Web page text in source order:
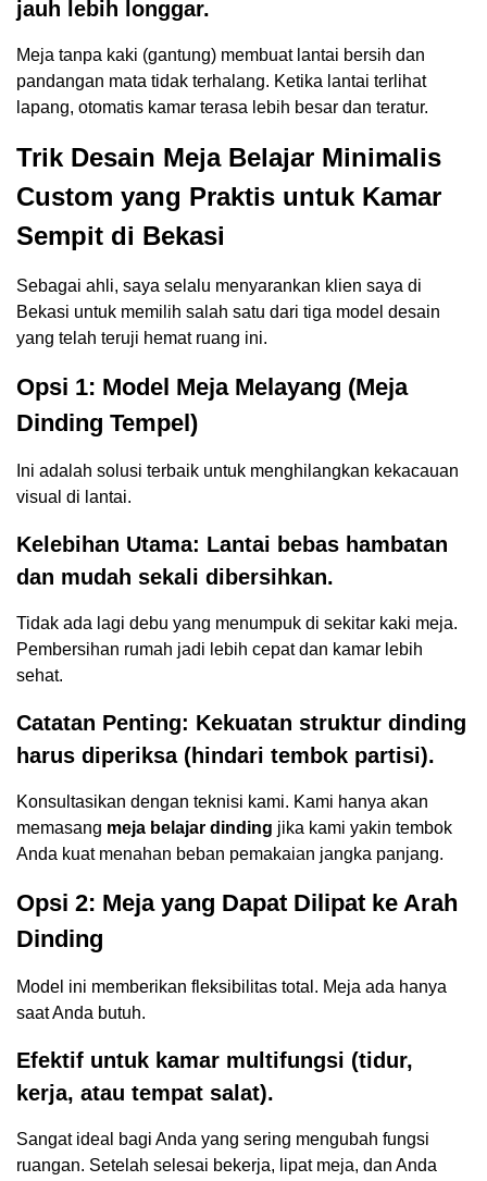
jauh lebih longgar.
Meja tanpa kaki (gantung) membuat lantai bersih dan
pandangan mata tidak terhalang. Ketika lantai terlihat
lapang, otomatis kamar terasa lebih besar dan teratur.
Trik Desain Meja Belajar Minimalis
Custom yang Praktis untuk Kamar
Sempit di Bekasi
Sebagai ahli, saya selalu menyarankan klien saya di
Bekasi untuk memilih salah satu dari tiga model desain
yang telah teruji hemat ruang ini.
Opsi 1: Model Meja Melayang (Meja
Dinding Tempel)
Ini adalah solusi terbaik untuk menghilangkan kekacauan
visual di lantai.
Kelebihan Utama: Lantai bebas hambatan
dan mudah sekali dibersihkan.
Tidak ada lagi debu yang menumpuk di sekitar kaki meja.
Pembersihan rumah jadi lebih cepat dan kamar lebih
sehat.
Catatan Penting: Kekuatan struktur dinding
harus diperiksa (hindari tembok partisi).
Konsultasikan dengan teknisi kami. Kami hanya akan
memasang meja belajar dinding jika kami yakin tembok
Anda kuat menahan beban pemakaian jangka panjang.
Opsi 2: Meja yang Dapat Dilipat ke Arah
Dinding
Model ini memberikan fleksibilitas total. Meja ada hanya
saat Anda butuh.
Efektif untuk kamar multifungsi (tidur,
kerja, atau tempat salat).
Sangat ideal bagi Anda yang sering mengubah fungsi
ruangan. Setelah selesai bekerja, lipat meja, dan Anda